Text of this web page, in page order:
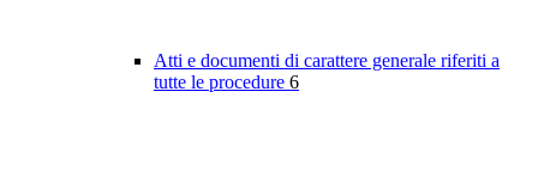
Atti e documenti di carattere generale riferiti a
tutte le procedure 6